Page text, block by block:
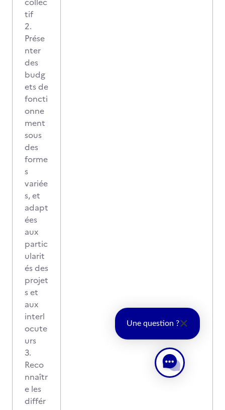
tif
2.
Prése
nter
des
budg
ets de
foncti
onne
ment
sous
des
forme
s
variée
s, et
adapt
ées
aux
partic
ularit
és des
projet
s et
aux
interl
ocute
urs
3.
Reco
nnaîtr
e les
différ
Une question ?